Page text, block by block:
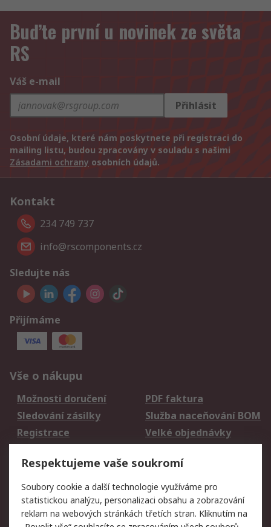
Buďte první u novinek ze světa
RS
Váš e-mail
Přihlásit
Osobní údaje, které nám poskytnete při registraci do
mailing listu, budou zpracovány v souladu s našimi
Zásadami ochrany osobních údajů.
Kontakt
234 749 737
info@rscomponents.cz
Sledujte nás
Přijímáme
Vše o nákupu
Možnosti doručení
PDF faktura
Sledování zásilky
Služba naceňování BOM
Registrace
Velké objednávky
Právní
Autorská práva
Obchodní podmínky
společnosti RS
Respektujeme vaše soukromí
Soubory cookie a další technologie využíváme pro
statistickou analýzu, personalizaci obsahu a zobrazování
reklam na webových stránkách třetích stran. Kliknutím na